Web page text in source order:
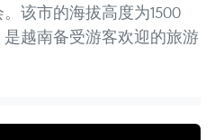
该市的海拔高度为1500
越南备受游客欢迎的旅游